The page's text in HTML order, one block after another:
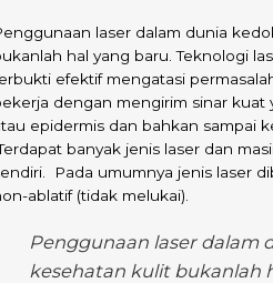
laser dalam dunia
hal yang baru. Teknologi
efektif mengatasi
dengan mengirim sinar kuat
epidermis dan bahkan sampai
banyak jenis laser dan
Pada umumnya jenis laser
ablatif (tidak melukai).
Penggunaan laser dalam
kesehatan kulit bukanlah